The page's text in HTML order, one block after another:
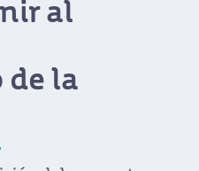
entre
y líderes
en tecnología e